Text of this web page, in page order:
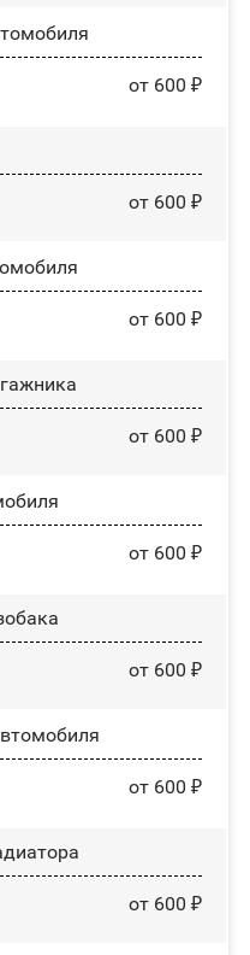
от 600 ₽
от 600 ₽
от 600 ₽
от 600 ₽
от 600 ₽
от 600 ₽
от 600 ₽
от 600 ₽